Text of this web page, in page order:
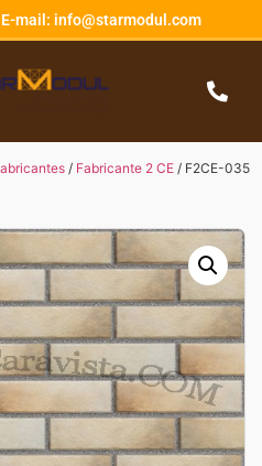
mail: info@starmodul.com
/ Fabricante 2 CE / F2CE-035